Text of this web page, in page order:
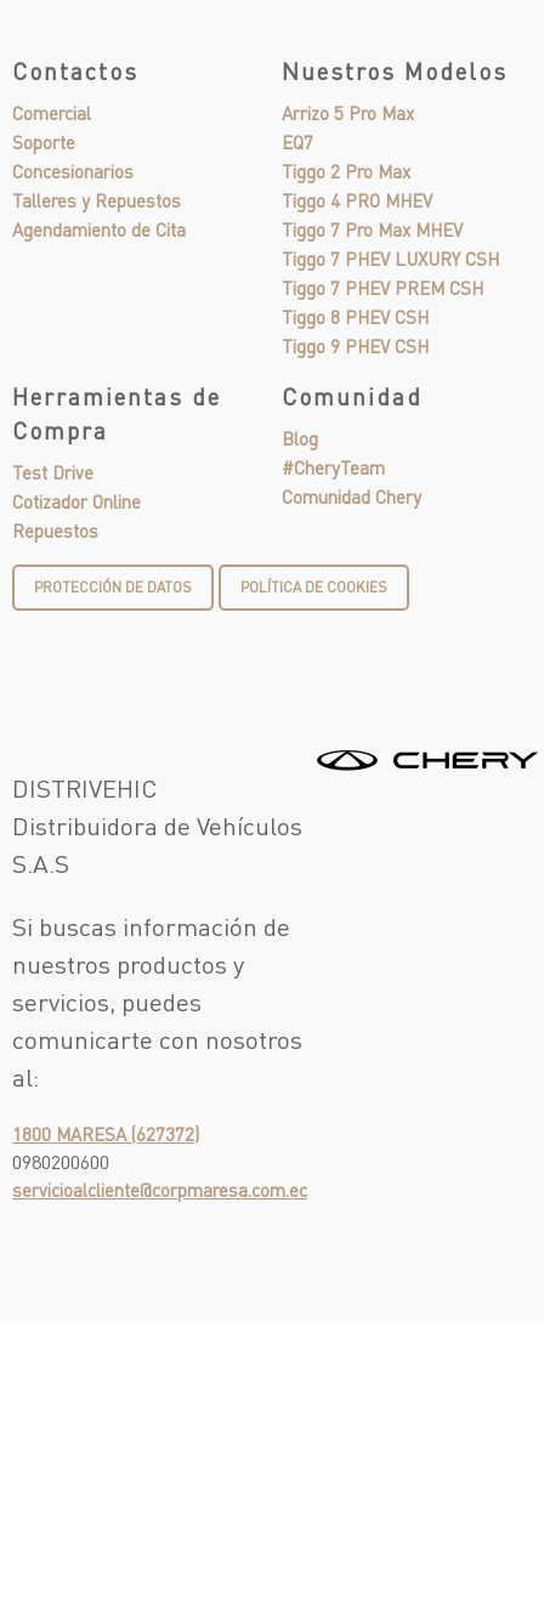
Contactos
Comercial
Soporte
Concesionarios
Talleres y Repuestos
Agendamiento de Cita
Nuestros Modelos
Arrizo 5 Pro Max
EQ7
Tiggo 2 Pro Max
Tiggo 4 PRO MHEV
Tiggo 7 Pro Max MHEV
Tiggo 7 PHEV LUXURY CSH
Tiggo 7 PHEV PREM CSH
Tiggo 8 PHEV CSH
Tiggo 9 PHEV CSH
Herramientas de
Compra
Test Drive
Cotizador Online
Repuestos
Comunidad
Blog
#CheryTeam
Comunidad Chery
PROTECCIÓN DE DATOS POLÍTICA DE COOKIES
DISTRIVEHIC
Distribuidora de Vehículos
S.A.S
Si buscas información de
nuestros productos y
servicios, puedes
comunicarte con nosotros
al:
1800 MARESA (627372)
0980200600
servicioalcliente@corpmaresa.com.ec